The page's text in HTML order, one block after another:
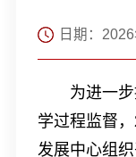
日期：
为进一
学过程监督，
发展中心组